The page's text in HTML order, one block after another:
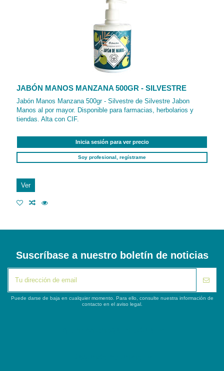
JABÓN MANOS MANZANA 500GR - SILVESTRE
Jabón Manos Manzana 500gr - Silvestre de Silvestre Jabon
Manos al por mayor. Disponible para farmacias, herbolarios y
tiendas. Alta con CIF.
Inicia sesión para ver precio
Soy profesional, regístrame
Ver
Suscríbase a nuestro boletín de noticias
Puede darse de baja en cualquier momento. Para ello, consulte nuestra información de
contacto en el aviso legal.